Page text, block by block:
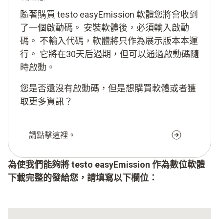
隨著購買 testo easyEmission 軟體您將會收到
了一個啟動碼。 安裝軟體後，必須輸入啟動
碼。 不輸入代碼，軟體將只作為展示版本本運
行。 它將在30天后過期，但可以通過啟動碼隨
時啟動。
您是否還沒有啟動碼，但是想購買軟體或者獲
取更多資訊？
請點擊這裡。
為使我們能夠將 testo easyEmission 作為數位軟體
下載完整的發給您，請填寫以下欄位：